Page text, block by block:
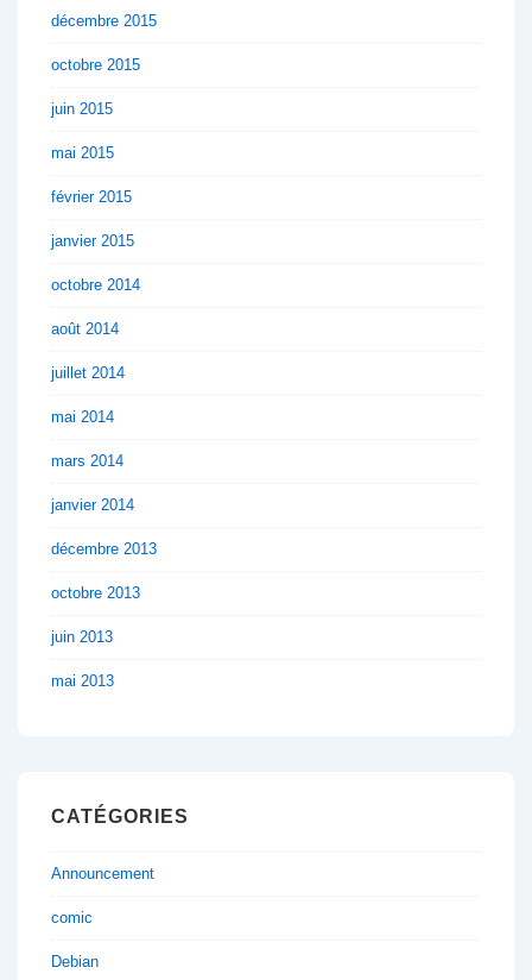
décembre 2015
octobre 2015
juin 2015
mai 2015
février 2015
janvier 2015
octobre 2014
août 2014
juillet 2014
mai 2014
mars 2014
janvier 2014
décembre 2013
octobre 2013
juin 2013
mai 2013
CATÉGORIES
Announcement
comic
Debian